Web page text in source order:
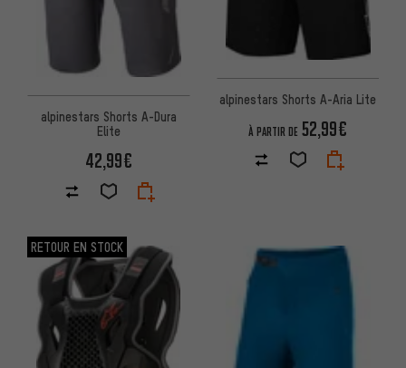
alpinestars Shorts A-Dura
Elite
42,99€
alpinestars Shorts A-Aria Lite
À PARTIR DE 52,99€
RETOUR EN STOCK